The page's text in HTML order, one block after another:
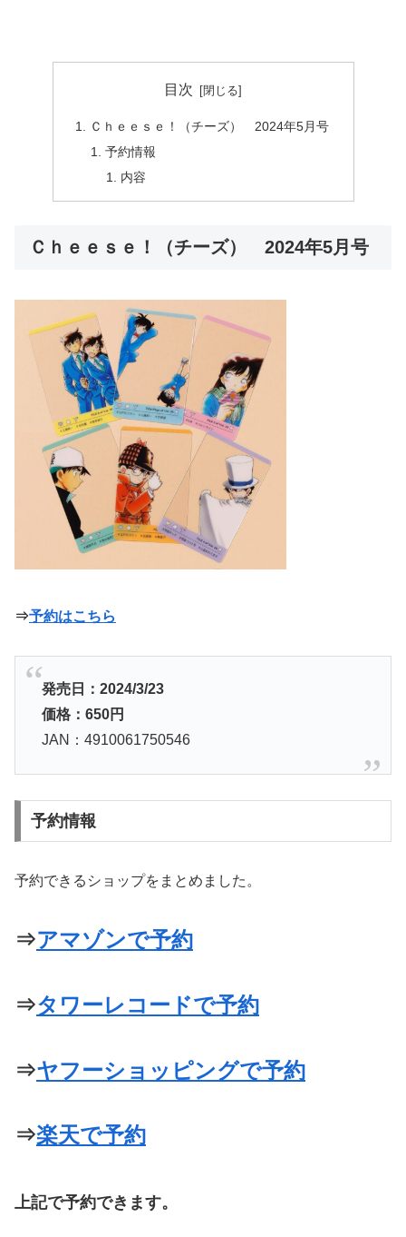
目次
Ｃｈｅｅｓｅ！（チーズ） 2024年5月号
予約情報
内容
Ｃｈｅｅｓｅ！（チーズ） 2024年5月号
⇒予約はこちら
発売日：2024/3/23
価格：650円
JAN：4910061750546
予約情報
予約できるショップをまとめました。
⇒アマゾンで予約
⇒タワーレコードで予約
⇒ヤフーショッピングで予約
⇒楽天で予約
上記で予約できます。